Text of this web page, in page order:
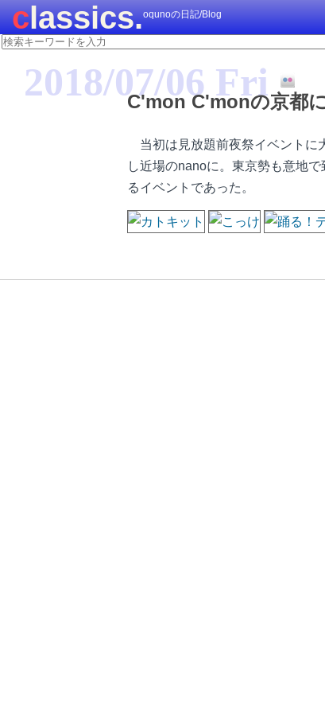
classics.oqunoの日記/Blog
2018/07/06 Fri
C'mon C'monの京都
当初は見放題前夜祭イベントに
し近場のnanoに。東京勢も意地
るイベントであった。